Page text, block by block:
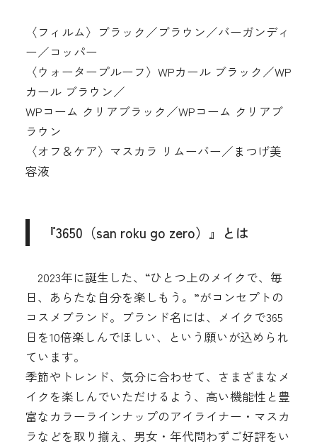
〈フィルム〉ブラック／ブラウン／バーガンディ
ー／コッパー
〈ウォータープルーフ〉WPカール ブラック／WP
カール ブラウン／
WPコーム クリアブラック／WPコーム クリアブ
ラウン
〈オフ＆ケア〉マスカラ リムーバー／まつげ美
容液
『3650（san roku go zero）』とは
2023年に誕生した、“ひとつ上のメイクで、毎
日、あらたな自分を楽しもう。”がコンセプトの
コスメブランド。ブランド名には、メイクで365
日を10倍楽しんでほしい、という願いが込められ
ています。
季節やトレンド、気分に合わせて、さまざまなメ
イクを楽しんでいただけるよう、高い機能性と豊
富なカラーラインナップのアイライナー・マスカ
ラなどを取り揃え、男女・年代問わずご好評をい